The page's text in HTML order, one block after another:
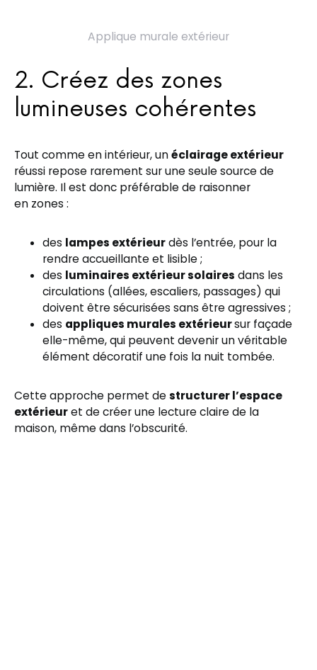
Applique murale extérieur
2. Créez des zones
lumineuses cohérentes
Tout comme en intérieur, unéclairage extérieur
réussi repose rarement sur une seule source de
lumière. Il est donc préférable de raisonner
en zones :
des lampes extérieurdès l’entrée, pour la
rendre accueillante et lisible ;
des luminaires extérieur solaires dans les
circulations (allées, escaliers, passages) qui
doivent être sécurisées sans être agressives ;
des appliques murales extérieursur façade
elle-même, qui peuvent devenir un véritable
élément décoratif une fois la nuit tombée.
Cette approche permet destructurer l’espace
extérieuret de créer une lecture claire de la
maison, même dans l’obscurité.